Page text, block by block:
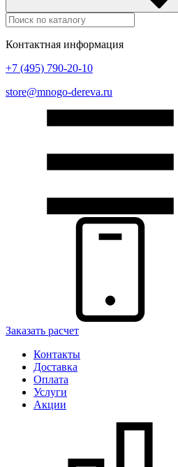
Контактная информация
+7 (495) 790-20-10
store@mnogo-dereva.ru
Заказать расчет
Контакты
Доставка
Оплата
Услуги
Акции